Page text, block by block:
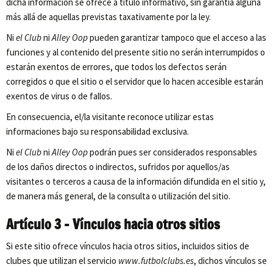
más allá de aquellas previstas taxativamente por la ley.
Ni el ClubniAlley Ooppueden garantizar tampoco que el acceso a las
funciones y al contenido del presente sitio no serán interrumpidos o
estarán exentos de errores, que todos los defectos serán
corregidos o que el sitio o el servidor que lo hacen accesible estarán
exentos de virus o de fallos.
En consecuencia, el/la visitante reconoce utilizar estas
informaciones bajo su responsabilidad exclusiva.
Ni el ClubniAlley Ooppodrán pues ser considerados responsables
de los daños directos o indirectos, sufridos por aquellos/as
visitantes o terceros a causa de la información difundida en el sitio y,
de manera más general, de la consulta o utilización del sitio.
Artículo 3 – Vínculos hacia otros sitios
Si este sitio ofrece vínculos hacia otros sitios, incluidos sitios de
clubes que utilizan el servicio www.futbolclubs.es, dichos vínculos se